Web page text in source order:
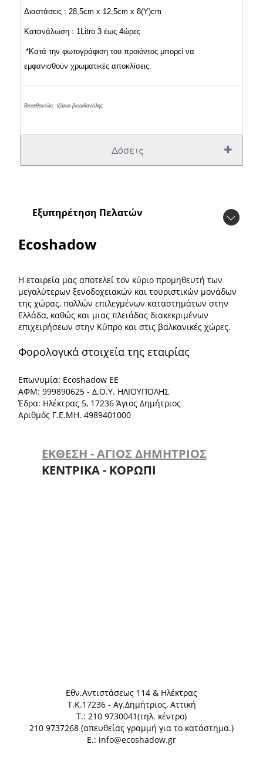
Διαστάσεις : 28,5cm x 12,5cm x 8(Y)cm
Κατανάλωση : 1Litro 3 έως 4ώρες
*Κατά την φωτογράφιση του προϊόντος μπορεί να
εμφανισθούν χρωματικές αποκλίσεις.
Βιοαιθανόλη, τζάκια βιοαιθανόλης
Δόσεις
Εξυπηρέτηση Πελατών
Ecoshadow
Η εταιρεία μας αποτελεί τον κύριο προμηθευτή των
μεγαλύτερων ξενοδοχειακών και τουριστικών μονάδων
της χώρας, πολλών επιλεγμένων καταστημάτων στην
Ελλάδα, καθώς και μιας πλειάδας διακεκριμένων
επιχειρήσεων στην Κύπρο και στις βαλκανικές χώρες.
Φορολογικά στοιχεία της εταιρίας
Επωνυμία: Ecoshadow ΕΕ
ΑΦΜ: 999890625 - Δ.Ο.Υ. ΗΛΙΟΥΠΟΛΗΣ
Έδρα: Ηλέκτρας 5, 17236 Άγιος Δημήτριος
Αριθμός Γ.Ε.ΜΗ. 4989401000
ΕΚΘΕΣΗ - ΑΓΙΟΣ ΔΗΜΗΤΡΙΟΣ
ΚΕΝΤΡΙΚΑ - ΚΟΡΩΠΙ
Eθν.Αντιστάσεως 114 & Ηλέκτρας
Τ.Κ.17236 - Αγ.Δημήτριος, Αττική
Τ.: 210 9730041(τηλ. κέντρο)
210 9737268 (απευθείας γραμμή για το κατάστημα.)
E.: info@ecoshadow.gr